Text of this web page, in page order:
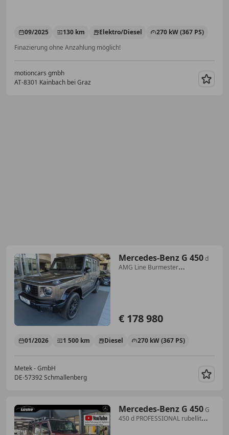
09/2025 130 km Elektro/Diesel
270 kW (367 PS)
Finazierung ohne Anzahlung möglich!
motioncars gmbh
AT-8301 Kainbach bei Graz
Mercedes-Benz G 450d
AMG Line Burmester
€ 178 980
01/2026 1 500 km Diesel 270 kW (367 PS)
Metek - GmbH
DE-57392 Schmallenberg
Mercedes-Benz G 450G
450 d PROFESSIONAL rubellit